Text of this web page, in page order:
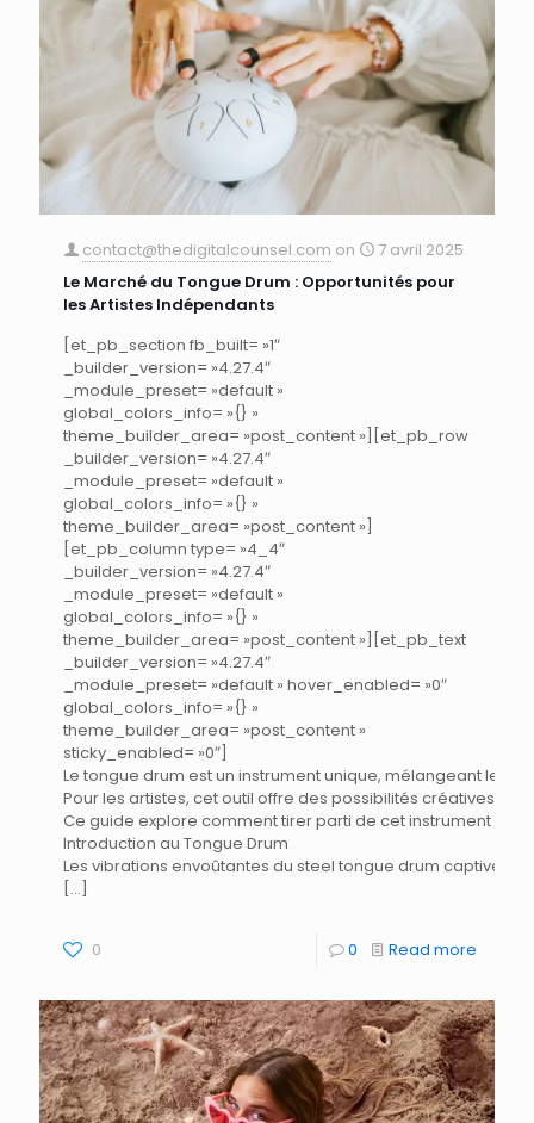
contact@thedigitalcounsel.com on
7 avril 2025
Le Marché du Tongue Drum : Opportunités pour
les Artistes Indépendants
[et_pb_section fb_built= »1″
_builder_version= »4.27.4″
_module_preset= »default »
global_colors_info= »{} »
theme_builder_area= »post_content »][et_pb_row
_builder_version= »4.27.4″
_module_preset= »default »
global_colors_info= »{} »
theme_builder_area= »post_content »]
[et_pb_column type= »4_4″
_builder_version= »4.27.4″
_module_preset= »default »
global_colors_info= »{} »
theme_builder_area= »post_content »][et_pb_text
_builder_version= »4.27.4″
_module_preset= »default » hover_enabled= »0″
global_colors_info= »{} »
theme_builder_area= »post_content »
sticky_enabled= »0″]
Le tongue drum est un instrument unique, mélangeant les
Pour les artistes, cet outil offre des possibilités créatives et
Ce guide explore comment tirer parti de cet instrument en
Introduction au Tongue Drum
Les vibrations envoûtantes du steel tongue drum captivent
[…]
0 0 Read more